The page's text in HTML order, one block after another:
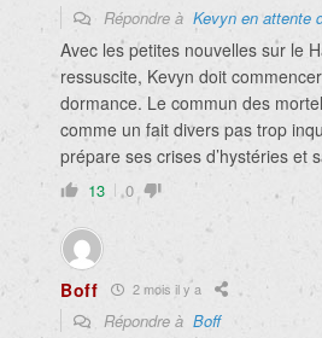
Répondre à Kevyn en attente
Avec les petites nouvelles sur le
ressuscite, Kevyn doit
dormance. Le commun des
comme un fait divers pas trop
prépare ses crises d’hystéries et
13 0
Boff 2 mois il y a
Répondre à Boff